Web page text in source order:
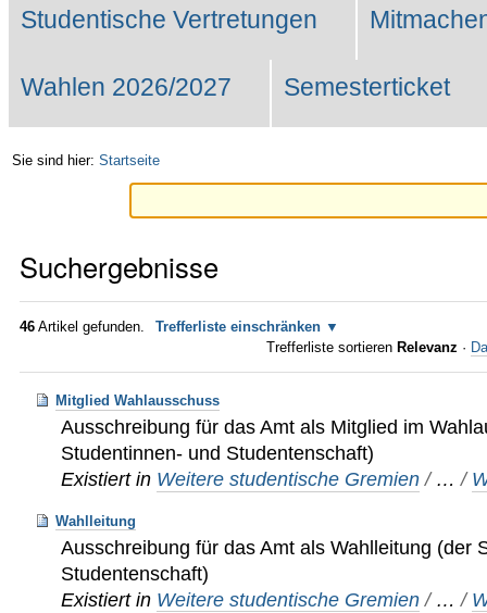
Studentische Vertretungen
Wahlen 2026/2027 Semesterticket
Sie sind hier: Startseite
Suchergebnisse
46 Artikel gefunden.
Trefferliste einschränken
Trefferliste sortieren Relevanz ·
Mitglied Wahlausschuss
Ausschreibung für das Amt als Mitglied im
Studentinnen- und Studentenschaft)
Existiert in Weitere studentische Gremien / …/
Wahlleitung
Ausschreibung für das Amt als Wahlleitung (der
Studentenschaft)
Existiert in Weitere studentische Gremien / …/